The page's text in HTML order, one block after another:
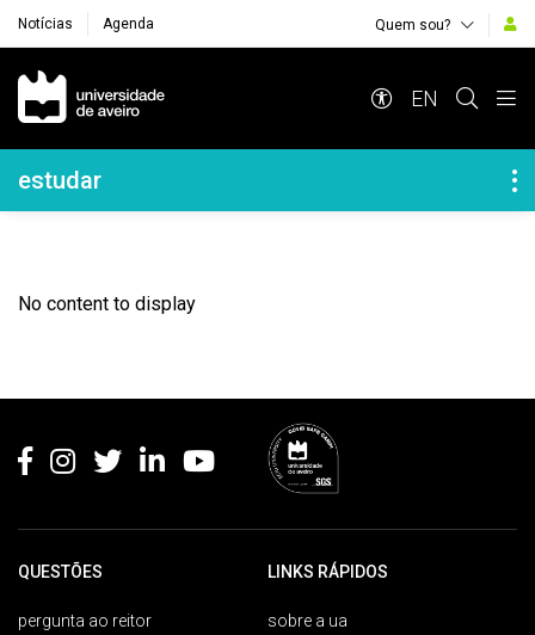
Notícias Agenda Quem sou?
Navegação Principal
EN
Navegação Lateral
estudar
No content to display
QUESTÕES
pergunta ao reitor
LINKS RÁPIDOS
sobre a ua